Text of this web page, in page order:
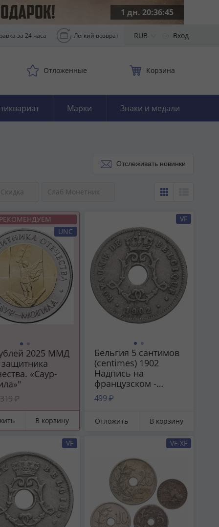
1 дн. 20:36:44
за 24 часа Лёгкий возврат RUB Вход
Отложенные Корзина
Марки Знаки и медали
Отслеживать новинки
Скидка Слаб Монетник
РЕКОМЕНДУЕМ
UNC
2025 ММД
«Саур-
319 ₽
В корзину
VF
Бельгия 5 сантимов
(centimes) 1902
Надпись на
французском -
'BELGIQUE'
499 ₽
Отложить В корзину
VF VF-XF